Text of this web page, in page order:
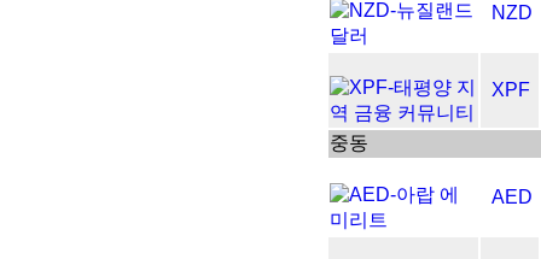
NZD
XPF
중동
AED